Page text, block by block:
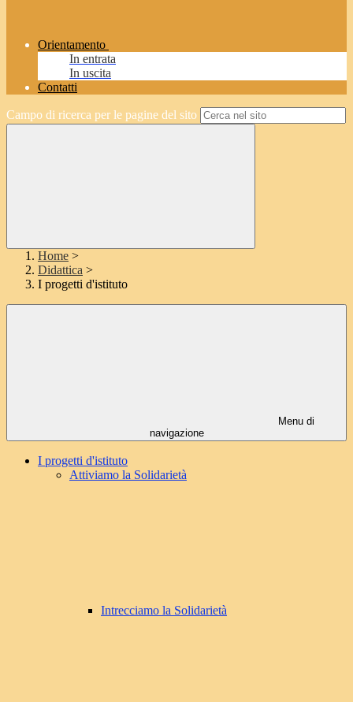
Orientamento
In entrata
In uscita
Contatti
Campo di ricerca per le pagine del sito
Home >
Didattica >
I progetti d'istituto
Menu di
navigazione
I progetti d'istituto
Attiviamo la Solidarietà
Intrecciamo la Solidarietà